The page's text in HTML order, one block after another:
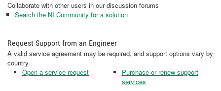
Collaborate with other users in our discussion forums
Search the NI Community for a solution
Request Support from an Engineer
A valid service agreement may be required, and support options vary by
country.
Open a service request
Purchase or renew support
services